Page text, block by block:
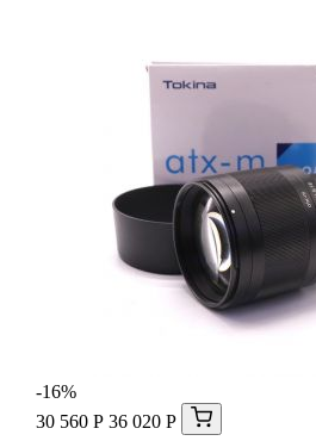
-16%
30 560 Р 36 020 Р